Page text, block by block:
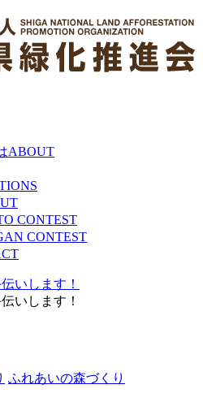
ABOUT
CONTEST
CONTEST
ふれあいの森づくり